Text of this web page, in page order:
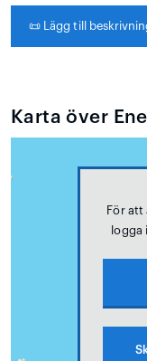
📜 Lägg till
Karta över
För att
logga